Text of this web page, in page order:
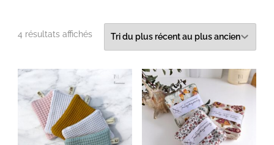
4 résultats affichésTrié
récent
au
plus
ancien